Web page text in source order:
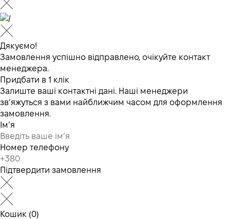
Дякуємо!
Замовлення успішно відправлено, очікуйте контакт
менеджера.
Придбати в 1 клік
Залиште ваші контактні дані. Наші менеджери
зв’яжуться з вами найближчим часом для оформлення
замовлення.
Ім’я
Номер телефону
Підтвердити замовлення
Кошик (0)